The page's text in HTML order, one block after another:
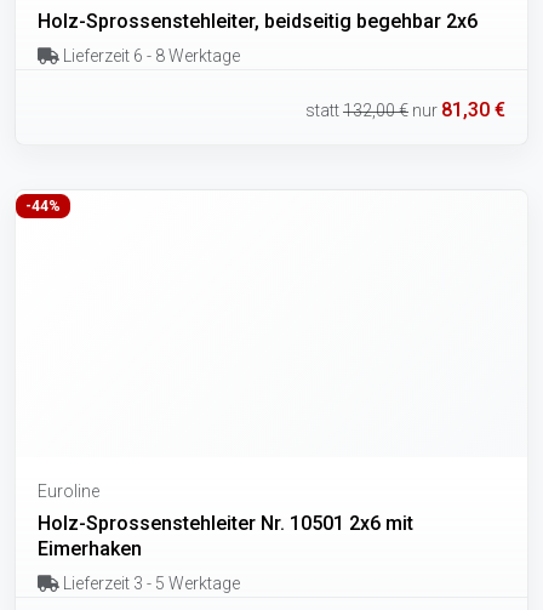
Holz-Sprossenstehleiter, beidseitig begehbar 2x6
Lieferzeit 6 - 8 Werktage
statt132,00 € nur 81,30 €
-44%
Euroline
Holz-Sprossenstehleiter Nr. 10501 2x6 mit
Eimerhaken
Lieferzeit 3 - 5 Werktage